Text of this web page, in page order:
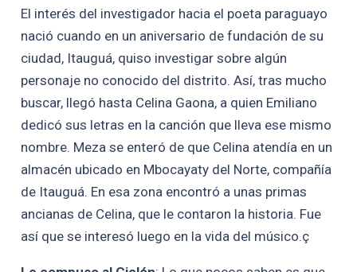
El interés del investigador hacia el poeta paraguayo
nació cuando en un aniversario de fundación de su
ciudad, Itauguá, quiso investigar sobre algún
personaje no conocido del distrito. Así, tras mucho
buscar, llegó hasta Celina Gaona, a quien Emiliano
dedicó sus letras en la canción que lleva ese mismo
nombre. Meza se enteró de que Celina atendía en un
almacén ubicado en Mbocayaty del Norte, compañía
de Itauguá. En esa zona encontró a unas primas
ancianas de Celina, que le contaron la historia. Fue
así que se interesó luego en la vida del músico.ç